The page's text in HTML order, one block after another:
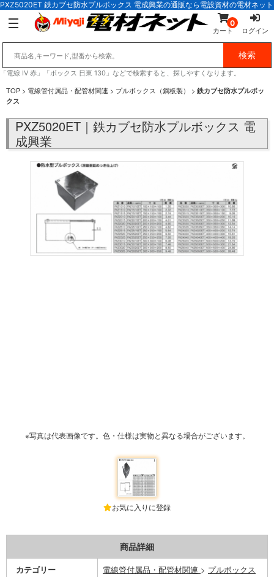
PXZ5020ET 鉄カブセ防水プルボックス 電成興業の通販なら電設資材の電材ネット
0
カート ログイン
「電線 IV 赤」「ボックス 日東 130」などで検索すると、探しやすくなります。
TOP > 電線管付属品・配管材関連 > プルボックス（鋼板製） > 鉄カブセ防水プルボッ
クス
PXZ5020ET｜鉄カブセ防水プルボックス 電
成興業
※写真は代表画像です。色・仕様は実物と異なる場合がございます。
お気に入りに登録
商品詳細
カテゴリー 電線管付属品・配管材関連 > プルボックス